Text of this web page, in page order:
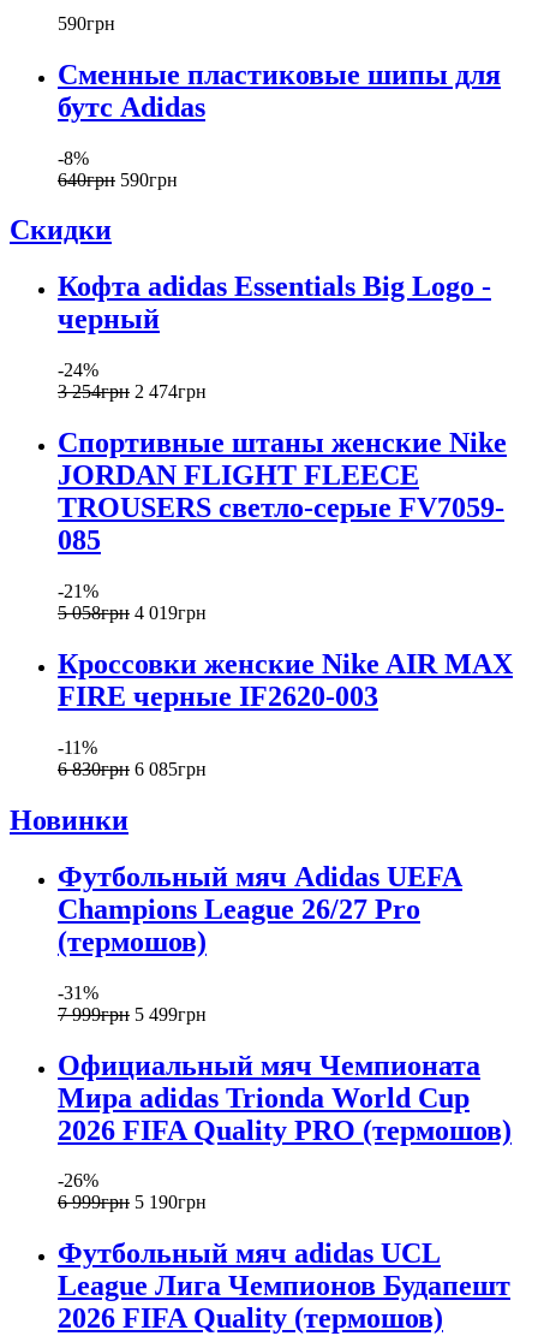
590грн
Сменные пластиковые шипы для
бутс Adidas
-8%
640грн 590грн
Скидки
Кофта adidas Essentials Big Logo -
черный
-24%
3 254грн 2 474грн
Спортивные штаны женские Nike
JORDAN FLIGHT FLEECE
TROUSERS светло-серые FV7059-
085
-21%
5 058грн 4 019грн
Кроссовки женские Nike AIR MAX
FIRE черные IF2620-003
-11%
6 830грн 6 085грн
Новинки
Футбольный мяч Adidas UEFA
Champions League 26/27 Pro
(термошов)
-31%
7 999грн 5 499грн
Официальный мяч Чемпионата
Мира adidas Trionda World Cup
2026 FIFA Quality PRO (термошов)
-26%
6 999грн 5 190грн
Футбольный мяч adidas UCL
League Лига Чемпионов Будапешт
2026 FIFA Quality (термошов)